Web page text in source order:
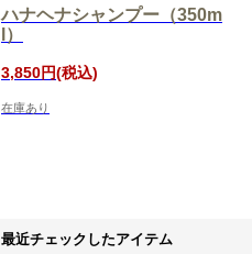
ハナヘナシャンプー（350m
l）
3,850円(税込)
在庫あり
最近チェックしたアイテム